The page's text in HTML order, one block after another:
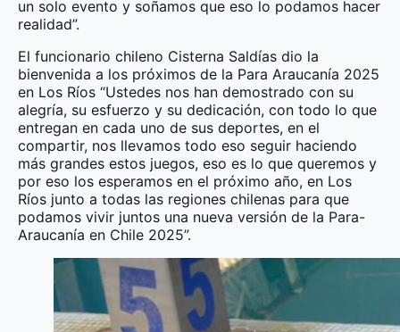
un solo evento y soñamos que eso lo podamos hacer
realidad”.
El funcionario chileno Cisterna Saldías dio la
bienvenida a los próximos de la Para Araucanía 2025
en Los Ríos “Ustedes nos han demostrado con su
alegría, su esfuerzo y su dedicación, con todo lo que
entregan en cada uno de sus deportes, en el
compartir, nos llevamos todo eso seguir haciendo
más grandes estos juegos, eso es lo que queremos y
por eso los esperamos en el próximo año, en Los
Ríos junto a todas las regiones chilenas para que
podamos vivir juntos una nueva versión de la Para-
Araucanía en Chile 2025”.